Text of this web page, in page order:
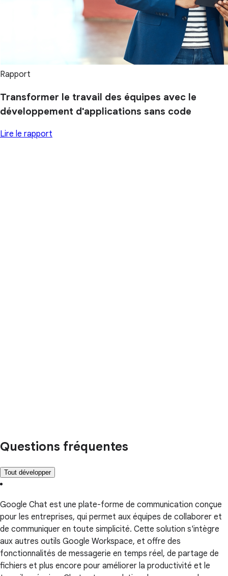
Rapport
Transformer le travail des équipes avec le
développement d'applications sans code
Lire le rapport
Questions fréquentes
Tout développer
Google Chat est une plate-forme de communication conçue
pour les entreprises, qui permet aux équipes de collaborer et
de communiquer en toute simplicité. Cette solution s'intègre
aux autres outils Google Workspace, et offre des
fonctionnalités de messagerie en temps réel, de partage de
fichiers et plus encore pour améliorer la productivité et le